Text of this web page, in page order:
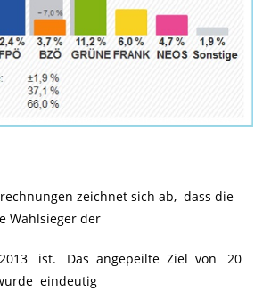
zeichnet sich ab, dass die
Wahlsieger der
ist. Das angepeilte Ziel von 20
eindeutig